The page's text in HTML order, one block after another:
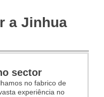
a Jinhua
sector
no fabrico de
experiência no